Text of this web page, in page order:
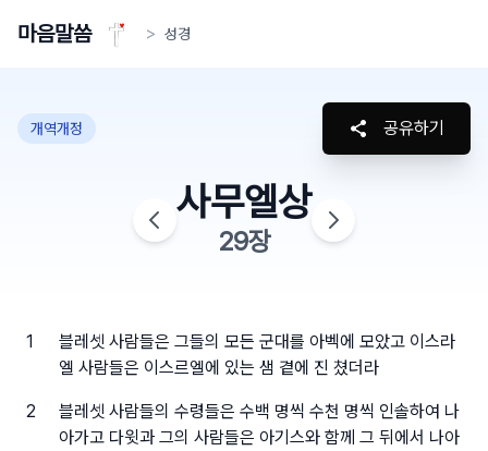
마음말씀 > 성경
개역개정 공유하기
사무엘상
29장
1
블레셋 사람들은 그들의 모든 군대를 아벡에 모았고 이스라
엘 사람들은 이스르엘에 있는 샘 곁에 진 쳤더라
2
블레셋 사람들의 수령들은 수백 명씩 수천 명씩 인솔하여 나
아가고 다윗과 그의 사람들은 아기스와 함께 그 뒤에서 나아